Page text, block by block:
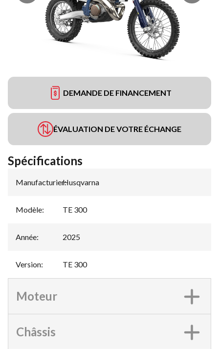
DEMANDE DE FINANCEMENT
ÉVALUATION DE VOTRE ÉCHANGE
Spécifications
Manufacturier:
Husqvarna
Modèle: TE 300
Année: 2025
Version: TE 300
Moteur
Châssis